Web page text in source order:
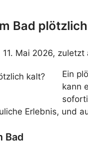
Bad
Mai 2026,
Ein
kann
Erlebnis, und
Bad